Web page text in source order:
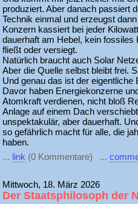
produziert. Aber danach passiert
Technik einmal und erzeugst
Konzern kassiert bei jeder
dauerhaft am Hebel, kein
fließt oder versiegt.
Natürlich braucht auch Solar
Aber die Quelle selbst bleibt frei.
Und genau das ist der eigentliche
Davor haben Energiekonzerne
Atomkraft verdienen, nicht bloß
Anlage auf einem Dach
unspektakulär, aber dauerhaft.
so gefährlich macht für alle, die
haben.
... link (0 Kommentare) ...
Mittwoch, 18. März 2026
Der Staatsphilosoph der